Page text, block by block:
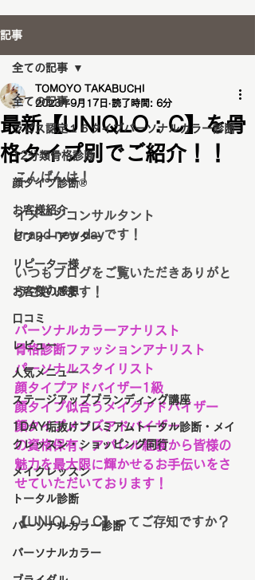
記事
全ての記事
ラピス認定１６タイプパーソナルカラー診断
12分類骨格診断
顔タイプ診断®️
お客様紹介
ビフォーアフター
リピーター様
お客様の感想
口コミ
レビュー
人気メニュー
ステージアップブランディング講座
1DAY垢抜けプレミアムトータル診断・メイ
クレッスン・ショッピング同行
メイクレッスン
トータル診断
パーソナルカラー診断
パーソナルカラー
全ての記事
最新【UNIQLO : C】を骨
格タイプ別でご紹介！！
TOMOYO TAKABUCHI
2023年9月17日 読了時間: 6分
こんばんは！
イメージコンサルタント
brand new dayです！
いつもブログをご覧いただきありがと
うございます！
パーソナルカラーアナリスト
骨格診断ファッションアナリスト
パーソナルスタイリスト
顔タイプアドバイザー1級
顔タイプ似合うメイクアドバイザー
顔タイプメンズアドバイザー
の資格保有、アパレル経験から皆様の
魅力を最大限に輝かせるお手伝いをさ
せていただいております！
【UNIQLO : C】ってご存知ですか？